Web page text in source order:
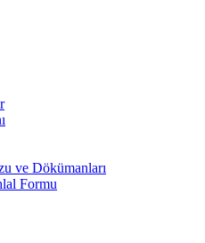
ve Dökümanları
Formu